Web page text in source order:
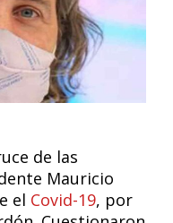
de las
Mauricio
el Covid-19, por